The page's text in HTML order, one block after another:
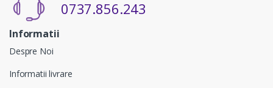
0737.856.243
Informatii
Despre Noi
Informatii livrare